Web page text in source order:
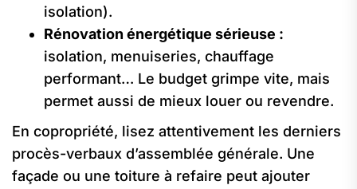
isolation).
Rénovation énergétique sérieuse :
isolation, menuiseries, chauffage
performant… Le budget grimpe vite, mais
permet aussi de mieux louer ou revendre.
En copropriété, lisez attentivement les derniers
procès-verbaux d’assemblée générale. Une
façade ou une toiture à refaire peut ajouter